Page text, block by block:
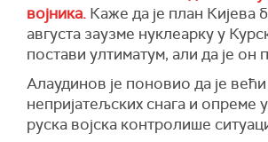
У руским нападима на ту област
протеклог дана погинула је
повређено је још 13, рекао је
( Reuters)
саопштила да је већина
пограничних подручја
места.
Наводи се да се тренутно у
прихватним центрима налази
хиљада људи, укључујући више
војника. Каже да је план Кијева
августа заузме нуклеарку у
постави ултиматум, али да је он
Алаудинов је поновио да је
непријатељских снага и опреме
руска војска контролише